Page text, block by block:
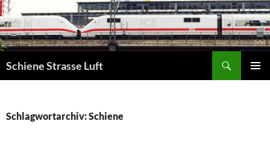
Zum
Inhalt
springen
Schiene Strasse Luft
Schlagwortarchiv: Schiene